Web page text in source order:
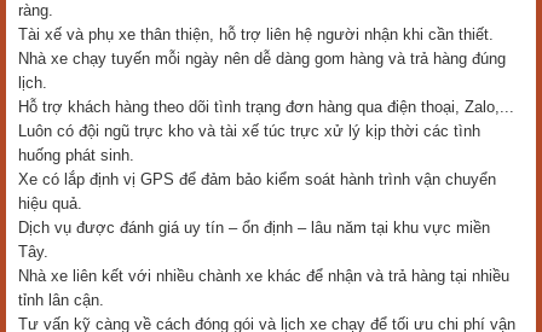
ràng.
Tài xế và phụ xe thân thiện, hỗ trợ liên hệ người nhận khi cần thiết.
Nhà xe chạy tuyến mỗi ngày nên dễ dàng gom hàng và trả hàng đúng
lịch.
Hỗ trợ khách hàng theo dõi tình trạng đơn hàng qua điện thoại, Zalo,...
Luôn có đội ngũ trực kho và tài xế túc trực xử lý kịp thời các tình
huống phát sinh.
Xe có lắp định vị GPS để đảm bảo kiểm soát hành trình vận chuyển
hiệu quả.
Dịch vụ được đánh giá uy tín – ổn định – lâu năm tại khu vực miền
Tây.
Nhà xe liên kết với nhiều chành xe khác để nhận và trả hàng tại nhiều
tỉnh lân cận.
Tư vấn kỹ càng về cách đóng gói và lịch xe chạy để tối ưu chi phí vận